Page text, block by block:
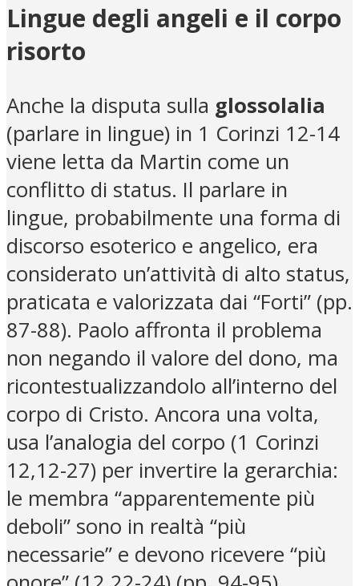
Lingue degli angeli e il corpo
risorto
Anche la disputa sulla glossolalia
(parlare in lingue) in 1 Corinzi 12-14
viene letta da Martin come un
conflitto di status. Il parlare in
lingue, probabilmente una forma di
discorso esoterico e angelico, era
considerato un’attività di alto status,
praticata e valorizzata dai “Forti” (pp.
87-88). Paolo affronta il problema
non negando il valore del dono, ma
ricontestualizzandolo all’interno del
corpo di Cristo. Ancora una volta,
usa l’analogia del corpo (1 Corinzi
12,12-27) per invertire la gerarchia:
le membra “apparentemente più
deboli” sono in realtà “più
necessarie” e devono ricevere “più